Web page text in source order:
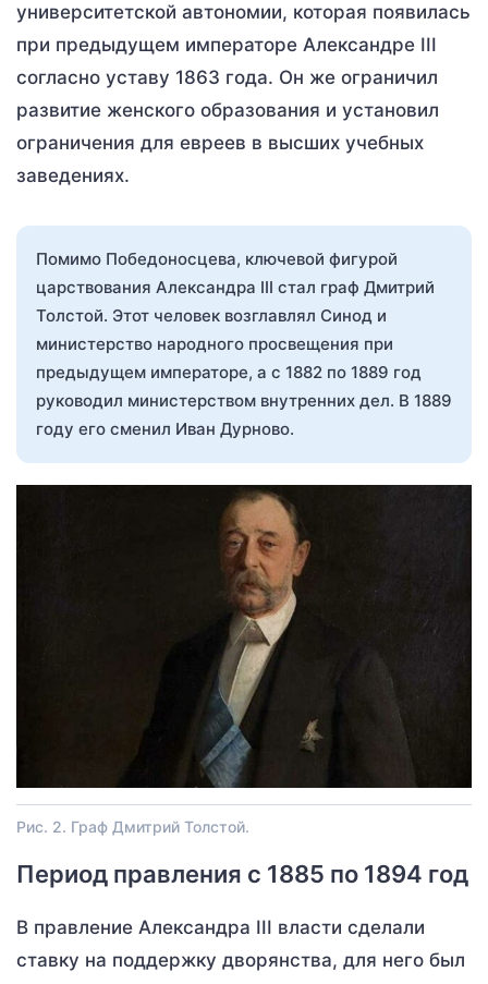
университетской автономии, которая появилась
при предыдущем императоре Александре III
согласно уставу 1863 года. Он же ограничил
развитие женского образования и установил
ограничения для евреев в высших учебных
заведениях.
Помимо Победоносцева, ключевой фигурой
царствования Александра III стал граф Дмитрий
Толстой. Этот человек возглавлял Синод и
министерство народного просвещения при
предыдущем императоре, а с 1882 по 1889 год
руководил министерством внутренних дел. В 1889
году его сменил Иван Дурново.
Рис. 2. Граф Дмитрий Толстой.
Период правления с 1885 по 1894 год
В правление Александра III власти сделали
ставку на поддержку дворянства, для него был